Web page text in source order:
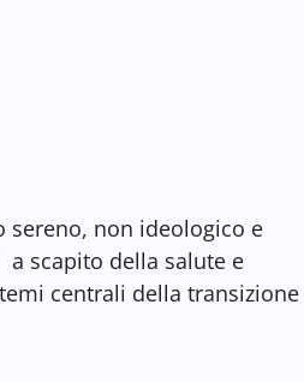
sereno, non ideologico e
scapito della salute e
centrali della transizione